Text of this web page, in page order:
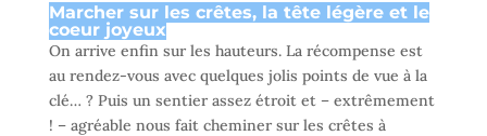
Marcher sur les crêtes, la tête légère et le
coeur joyeux
On arrive enfin sur les hauteurs. La récompense est
au rendez-vous avec quelques jolis points de vue à la
clé… ? Puis un sentier assez étroit et – extrêmement
! – agréable nous fait cheminer sur les crêtes à